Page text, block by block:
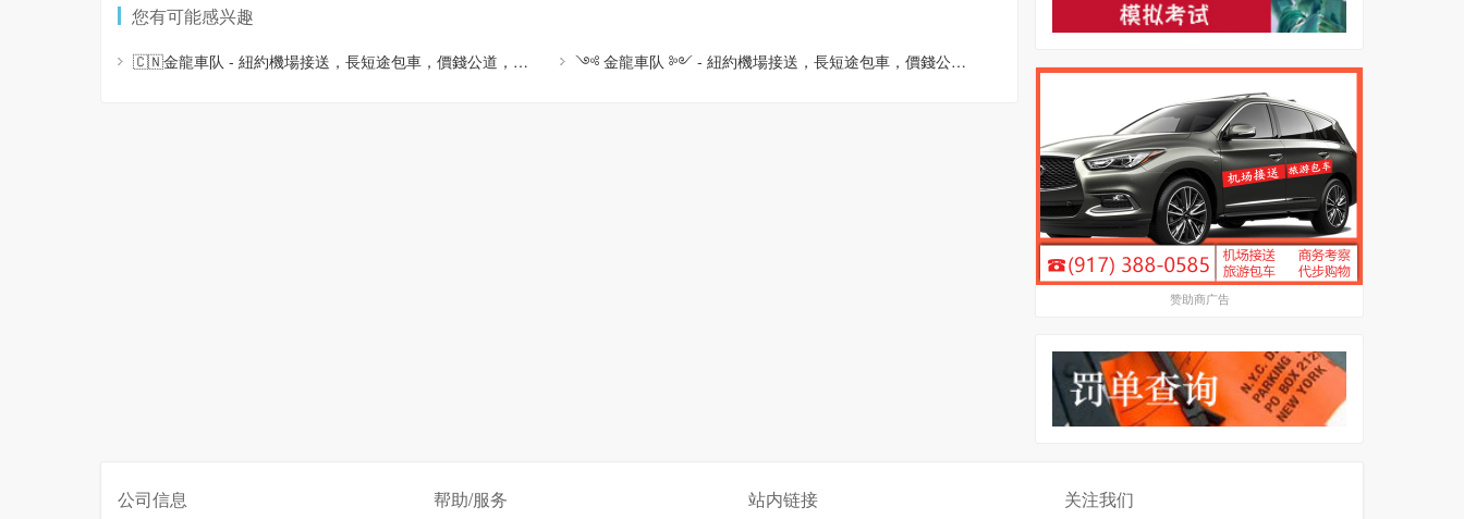
您有可能感兴趣
🇨🇳金龍車队 - 紐約機場接送，長短途包車，價錢公道，安全可靠 ༺ 金龍車队 ༻ - 紐約機場接送，長短途包車，價錢公道，安全可靠
赞助商广告
公司信息 帮助/服务 站内链接 关注我们